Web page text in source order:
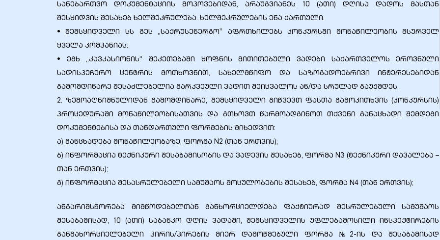
სანებართვო დოკუმენტაციის მოპოვებიდან, არაუგვიანეს 10 (ათი) დღისა დადოს მასთან
შესყიდვის შესახებ ხელშეკრულება. ხელშეკრულების ენა ქართული.
• შემსყიდველი სს გეს ,,საქრუსენერგო’’ აფრთხილებს კონკურსში მონაწილეობის მსურველ
ყველა კომპანიას:
• ეგხ „კავკასიონის“ შეკეთებაში ყოფნის მითითებული ვადები საქართველოს ეროვნული
სადისპეჩერო ცენტრის მოთხოვნით, სახელმწიფო და საზოგადოებრივი ინტერესებიდან
გამომდინარე შესაძლებელია გარკვეული ვადით შეიცვალოს ან/და სრულად გაუქმდეს.
2. ზემოაღნიშნულიდან გამომდინარე, შემსყიდველი გიწვევთ ფასთა გამოკითხვის (კონკურსის)
პროცედურაში მონაწილეობისათვის და გთხოვთ წარმოადგინოთ თქვენი განაცხადი შემდეგი
დოკუმენტებისა და თანდართული ფორმების მიხედვით:
ა) განცხადება მონაწილეობაზე, ფორმა N2 (თან ერთვის);
ბ) ინფორმაცია ტექნიკური შესაბამისობის და ვადევის შესახებ, ფორმა N3 (ტექნიკური დავალება –
თან ერთვის);
გ) ინფორმაცია შესასრულებელი სამუშაოს მოცულობების შესახებ, ფორმა N4 (თან ერთვის);
ანგარიშსწორება მიმწოდებელთან განხორციელდება ფაქტიურად შესრულებული სამუშაოს
შესაბამისად, 10 (ათი) საბანკო დღის ვადაში, შემსყიდველის უფლებამოსილი ინსპექტირების
განმახორციელებელი პირის/პირების მიერ დამოწმებული ფორმა №2-ის და შესაბამისად